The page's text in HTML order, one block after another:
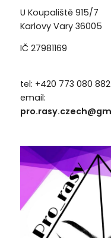
U Koupaliště 915/7
Karlovy Vary 36005
IČ 27981169
tel: +420 773 080 882
email: